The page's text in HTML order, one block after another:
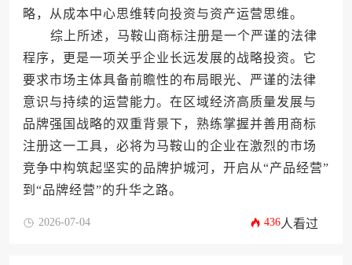
略，从成本中心思维转向投资与资产运营思维。
综上所述，马鞍山商标注册是一个严谨的法律
程序，更是一项关乎企业长远发展的战略投资。它
要求市场主体具备前瞻性的布局眼光、严谨的法律
意识与持续的运营能力。在区域经济高质量发展与
品牌强国战略的双重背景下，熟练掌握并善用商标
注册这一工具，必将为马鞍山的企业在激烈的市场
竞争中构筑起坚实的品牌护城河，开启从“产品经营”
到“品牌经营”的升华之路。
2026-07-04 436人看过